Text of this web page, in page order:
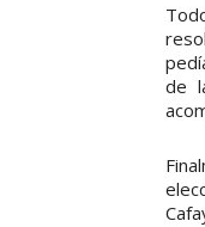
de